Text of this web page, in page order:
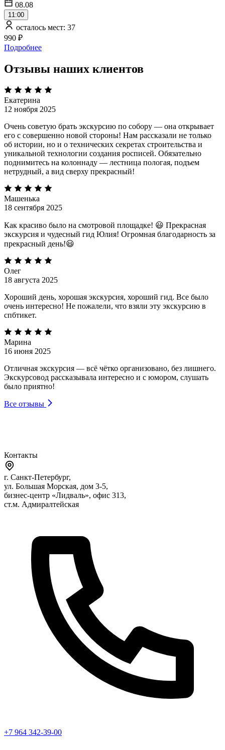
08.08
11:00
осталось мест: 37
990 ₽
Подробнее
Отзывы наших клиентов
Екатерина
12 ноября 2025
Очень советую брать экскурсию по собору — она открывает
его с совершенно новой стороны! Нам рассказали не только
об истории, но и о технических секретах строительства и
уникальной технологии создания росписей. Обязательно
поднимитесь на колоннаду — лестница пологая, подъем
нетрудный, а вид сверху прекрасный!
Машенька
18 сентября 2025
Как красиво было на смотровой площадке! 😃 Прекрасная
экскурсия и чудесный гид Юлия! Огромная благодарность за
прекрасный день!😃
Олег
18 августа 2025
Хороший день, хорошая экскурсия, хороший гид. Все было
очень интересно! Не пожалели, что взяли эту экскурсию в
спбтикет.
Марина
16 июня 2025
Отличная экскурсия — всё чётко организовано, без лишнего.
Экскурсовод рассказывала интересно и с юмором, слушать
было приятно!
Все отзывы
Контакты
г. Санкт-Петербург,
ул. Большая Морская, дом 3-5,
бизнес-центр «Лидваль», офис 313,
ст.м. Адмиралтейская
+7 964 342-39-00